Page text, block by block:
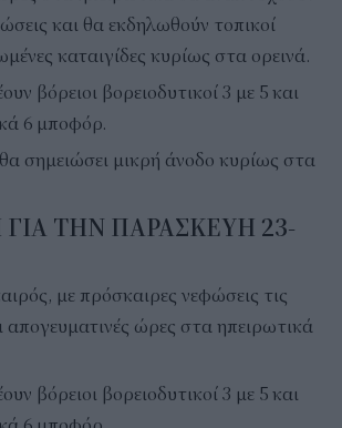
και θα εκδηλωθούν τοπικοί
καταιγίδες κυρίως στα ορεινά.
βόρειοι βορειοδυτικοί 3 με 5 και
6 μποφόρ.
σημειώσει μικρή άνοδο κυρίως στα
ΤΗΝ ΠΑΡΑΣΚΕΥΗ 23-
με πρόσκαιρες νεφώσεις τις
απογευματινές ώρες στα ηπειρωτικά
βόρειοι βορειοδυτικοί 3 με 5 και